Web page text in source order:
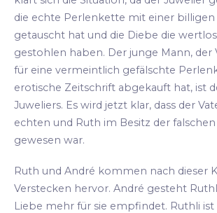
die echte Perlenkette mit einer
getauscht hat und die Diebe die
gestohlen haben. Der junge Mann, der
für eine vermeintlich gefälschte
erotische Zeitschrift abgekauft hat, ist
Juweliers. Es wird jetzt klar, dass der
echten und Ruth im Besitz der
gewesen war.
Ruth und André kommen nach dieser
Verstecken hervor. André gesteht
Liebe mehr für sie empfindet. Ruthli ist